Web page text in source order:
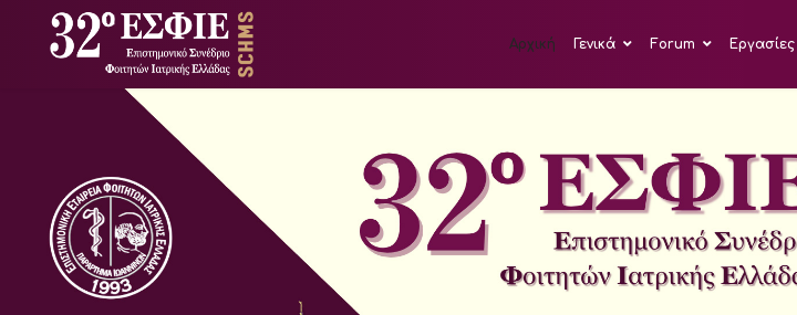
Αρχική Γενικά Forum Εργασίες